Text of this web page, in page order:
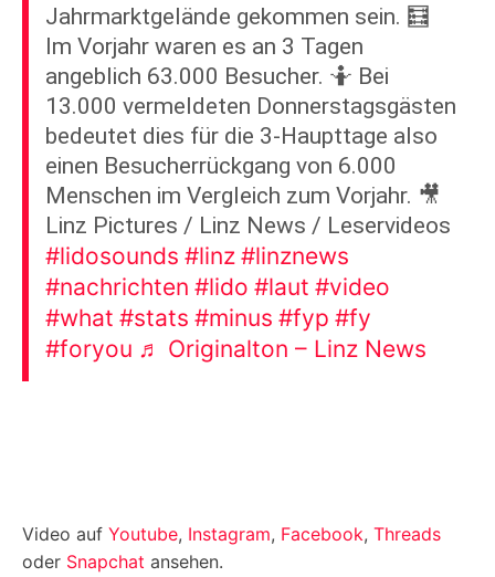
Jahrmarktgelände gekommen sein. 🧮
Im Vorjahr waren es an 3 Tagen
angeblich 63.000 Besucher. 🤷 Bei
13.000 vermeldeten Donnerstagsgästen
bedeutet dies für die 3-Haupttage also
einen Besucherrückgang von 6.000
Menschen im Vergleich zum Vorjahr. 🎥
Linz Pictures / Linz News / Leservideos
#lidosounds #linz #linznews
#nachrichten #lido #laut #video
#what #stats #minus #fyp #fy
#foryou ♬ Originalton – Linz News
Video auf Youtube, Instagram, Facebook, Threads
oder Snapchat ansehen.